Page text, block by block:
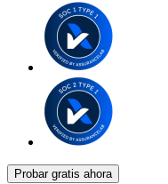
Probar gratis ahora